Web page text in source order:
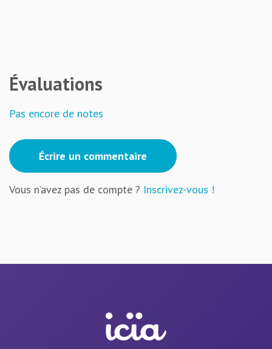
Évaluations
Pas encore de notes
Écrire un commentaire
Vous n’avez pas de compte ? Inscrivez-vous !